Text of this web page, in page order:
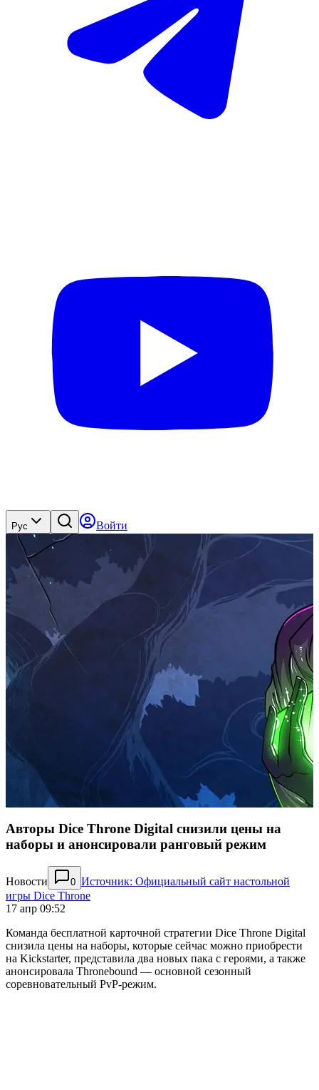
Рус Войти
Авторы Dice Throne Digital снизили цены на
наборы и анонсировали ранговый режим
Новости 0 Источник: Официальный сайт настольной
игры Dice Throne
17 апр 09:52
Команда бесплатной карточной стратегии Dice Throne Digital
снизила цены на наборы, которые сейчас можно приобрести
на Kickstarter, представила два новых пака с героями, а также
анонсировала Thronebound — основной сезонный
соревновательный PvP-режим.